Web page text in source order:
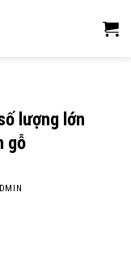
lượng lớn
gỗ